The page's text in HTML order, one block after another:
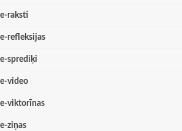
e-raksti
e-refleksijas
e-sprediķi
e-video
e-viktorīnas
e-ziņas